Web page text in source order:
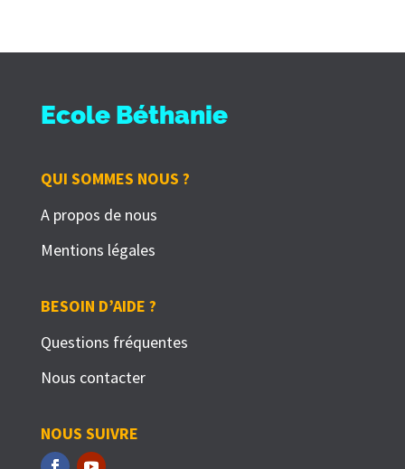
Ecole Béthanie
QUI SOMMES NOUS ?
A propos de nous
Mentions légales
BESOIN D’AIDE ?
Questions fréquentes
Nous contacter
NOUS SUIVRE